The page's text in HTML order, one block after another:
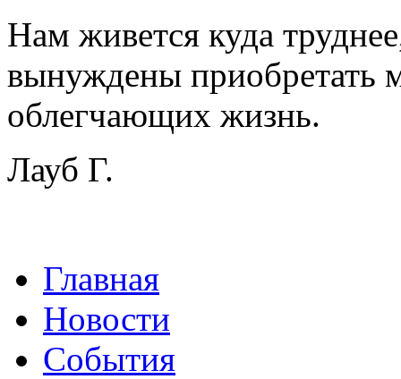
Нам живется куда
вынуждены приобретать
облегчающих жизнь.
Лауб Г.
Главная
Новости
События